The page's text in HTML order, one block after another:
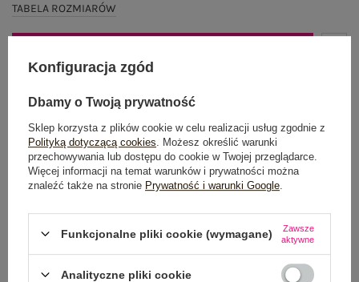
TABELA ROZMIARÓW
Dostawaod 7,99 zł
Wysyłka jutro
Konfiguracja zgód
Dbamy o Twoją prywatność
Sklep korzysta z plików cookie w celu realizacji usług zgodnie z
Polityką dotyczącą cookies . Możesz określić warunki
przechowywania lub dostępu do cookie w Twojej przeglądarce.
Więcej informacji na temat warunków i prywatności można
znaleźć także na stronie Prywatność i warunki Google
Funkcjonalne pliki cookie (wymagane)
Zawsze
aktywne
Analityczne pliki cookie